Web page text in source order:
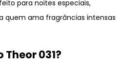
para noites especiais,
quem ama fragrâncias intensas
Theor 031?